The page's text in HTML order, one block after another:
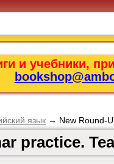
и учебники,
язык → New Round-
practice.